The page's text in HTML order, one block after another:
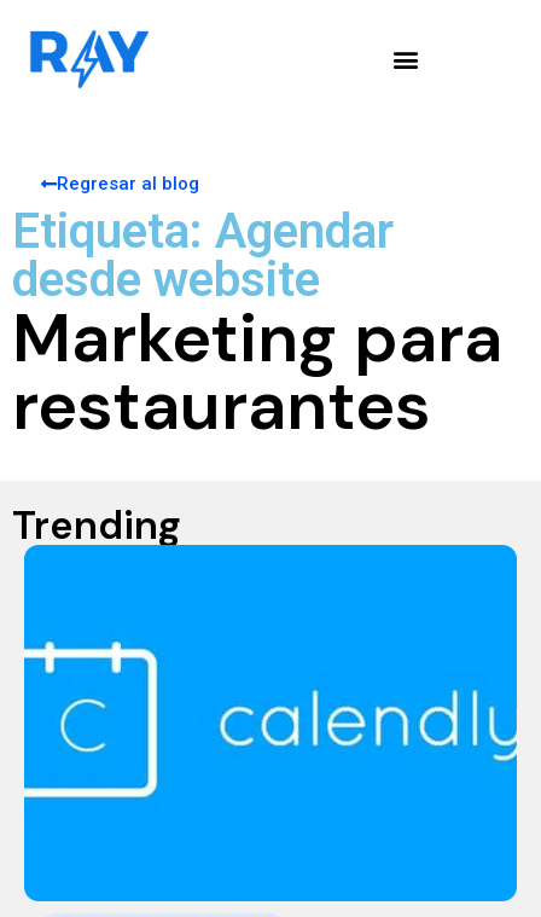
Regresar al blog
Etiqueta: Agendar
desde website
Marketing para
restaurantes
Trending